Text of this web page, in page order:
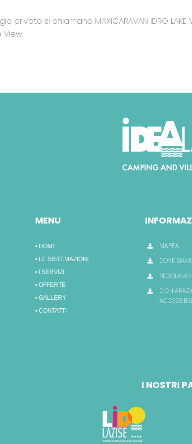
si chiamano MAXICARAVAN IDRO
View.
MENU
• HOME
• LE SISTEMAZIONI
• I SERVIZI
• OFFERTE
• GALLERY
• CONTATTI
MAPPA
DOVE
I NOSTRI